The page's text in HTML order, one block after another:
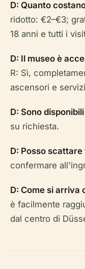
D: Quanto
ridotto: €2–€3;
18 anni e tutti i
D: Il museo è
R: Sì,
ascensori e
D: Sono
su richiesta.
D: Posso
confermare
D: Come si arriva
è facilmente
dal centro di